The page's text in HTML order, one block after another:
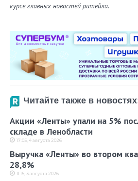
курсе главных новостей ритейла.
Читайте также в
Акции «Ленты» упали на 5%
складе в Ленобласти
17:05, 4 августа 2026
Выручка «Ленты» во втором
28,8%
11:15, 3 августа 2026